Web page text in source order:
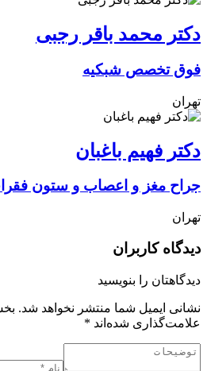
دکتر محمد باقر رجبی
فوق تخصص شبکیه
تهران
دکتر فهیم باغبان
جراح مغز و اعصاب و ستون
تهران
دیدگاه کاربران
دیدگاهتان را بنویسید
نشانی ایمیل شما منتشر نخواهد شد.
علامت‌گذاری شده‌اند *